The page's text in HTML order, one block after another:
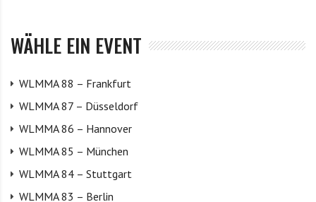
WÄHLE EIN EVENT
WLMMA 88 – Frankfurt
WLMMA 87 – Düsseldorf
WLMMA 86 – Hannover
WLMMA 85 – München
WLMMA 84 – Stuttgart
WLMMA 83 – Berlin